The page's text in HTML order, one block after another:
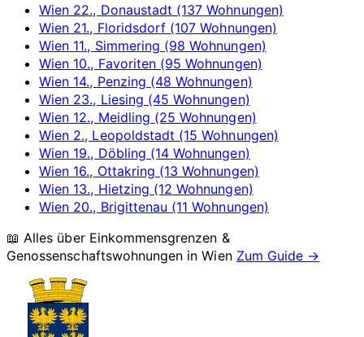
Wien 22., Donaustadt (137 Wohnungen)
Wien 21., Floridsdorf (107 Wohnungen)
Wien 11., Simmering (98 Wohnungen)
Wien 10., Favoriten (95 Wohnungen)
Wien 14., Penzing (48 Wohnungen)
Wien 23., Liesing (45 Wohnungen)
Wien 12., Meidling (25 Wohnungen)
Wien 2., Leopoldstadt (15 Wohnungen)
Wien 19., Döbling (14 Wohnungen)
Wien 16., Ottakring (13 Wohnungen)
Wien 13., Hietzing (12 Wohnungen)
Wien 20., Brigittenau (11 Wohnungen)
📖 Alles über Einkommensgrenzen &
Genossenschaftswohnungen inWien Zum Guide →